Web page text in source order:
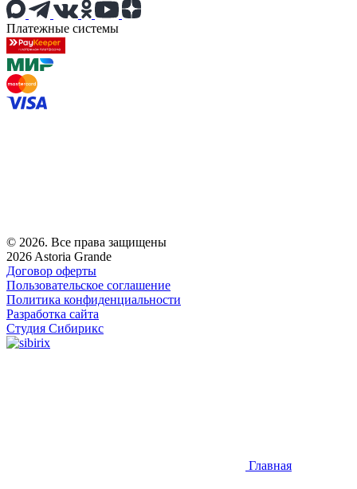
Платежные системы
© 2026. Все права защищены
2026 Astoria Grande
Договор оферты
Пользовательское соглашение
Политика конфиденциальности
Разработка сайта
Студия Сибирикс
Главная